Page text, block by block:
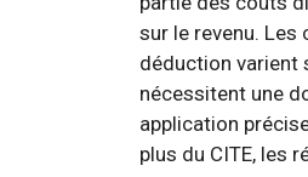
sur le revenu.
déduction varient
nécessitent une
application
plus du CITE, les